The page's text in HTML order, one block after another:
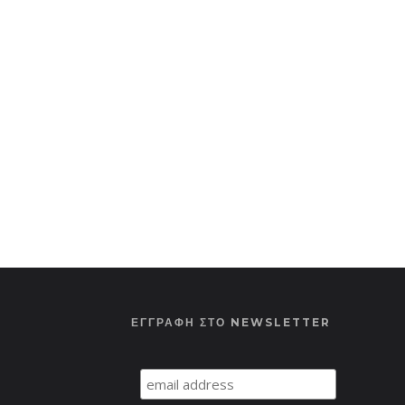
ΕΓΓΡΑΦΗ ΣΤΟ NEWSLETTER